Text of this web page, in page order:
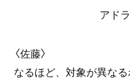
アド
〈佐藤〉
なるほど、対象が異なる